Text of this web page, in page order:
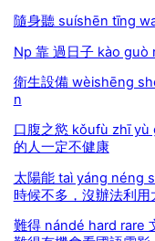
隨身聽 suíshēn tīng
Np 靠 過日子 kào guò
衛生設備 wèishēng
n
口腹之慾 kǒufù zhī yù
的人一定不健康
太陽能 taì yáng néng
時候不多，沒辦法利用
難得 nándé hard rare